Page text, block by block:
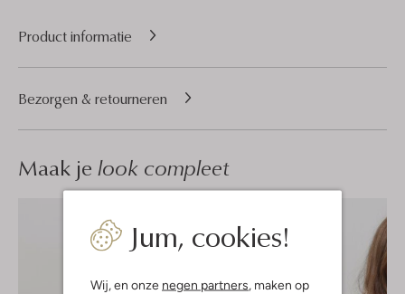
Jum, cookies!
Wij, en onze negen partners , maken op
Product informatie
Bezorgen & retourneren
Maak je look compleet